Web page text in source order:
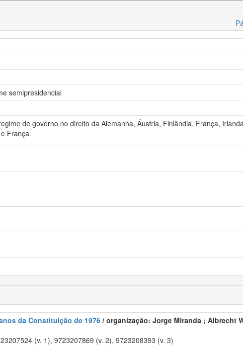
semipresidencial
de governo no direito da Alemanha, Áustria, Finlândia, França,
França.
da Constituição de 1976 / organização: Jorge Miranda ; Albrecht
(v. 1), 9723207869 (v. 2), 9723208393 (v. 3)